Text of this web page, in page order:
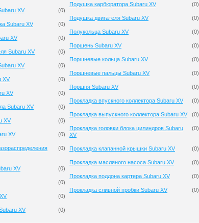
XV (0)
Subaru XV (0)
XV (0)
Subaru XV (0)
XV (0)
XV (0)
XV (0)
Subaru XV (0)
XV (0)
XV (0)
(0)
XV (0)
(0)
(0)
XV (0)
Подушка карбюратора Subaru XV (0)
Подушка двигателя Subaru XV (0)
Полукольца Subaru XV (0)
Поршень Subaru XV (0)
Поршневые кольца Subaru XV (0)
Поршневые пальцы Subaru XV (0)
Поршня Subaru XV (0)
Прокладка впускного коллектора Subaru XV (0)
Прокладка выпускного коллектора Subaru XV (0)
Прокладка головки блока цилиндров Subaru
XV
(0)
Прокладка клапанной крышки Subaru XV (0)
Прокладка масляного насоса Subaru XV (0)
Прокладка поддона картера Subaru XV (0)
Прокладка сливной пробки Subaru XV (0)